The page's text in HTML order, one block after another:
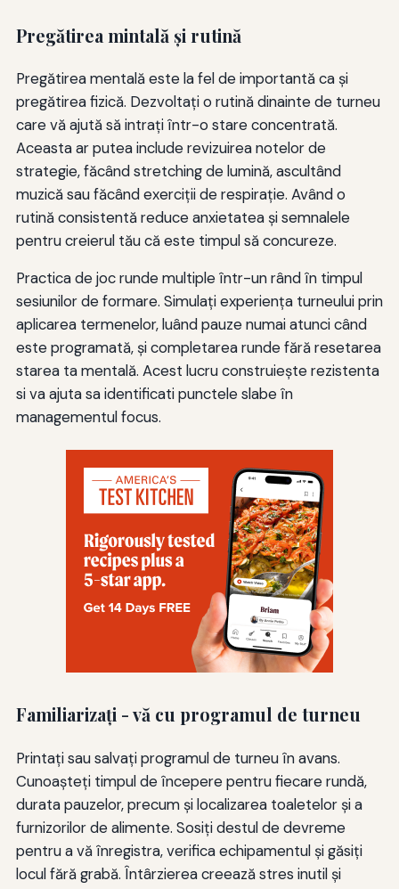
Pregătirea mintală şi rutină
Pregătirea mentală este la fel de importantă ca şi
pregătirea fizică. Dezvoltaţi o rutină dinainte de turneu
care vă ajută să intraţi într-o stare concentrată.
Aceasta ar putea include revizuirea notelor de
strategie, făcând stretching de lumină, ascultând
muzică sau făcând exerciţii de respiraţie. Având o
rutină consistentă reduce anxietatea şi semnalele
pentru creierul tău că este timpul să concureze.
Practica de joc runde multiple într-un rând în timpul
sesiunilor de formare. Simulați experiența turneului prin
aplicarea termenelor, luând pauze numai atunci când
este programată, și completarea runde fără resetarea
starea ta mentală. Acest lucru construiește rezistenta
si va ajuta sa identificati punctele slabe în
managementul focus.
Familiarizaţi - vă cu programul de turneu
Printați sau salvați programul de turneu în avans.
Cunoașteți timpul de începere pentru fiecare rundă,
durata pauzelor, precum și localizarea toaletelor și a
furnizorilor de alimente. Sosiți destul de devreme
pentru a vă înregistra, verifica echipamentul și găsiți
locul fără grabă. Întârzierea creează stres inutil și